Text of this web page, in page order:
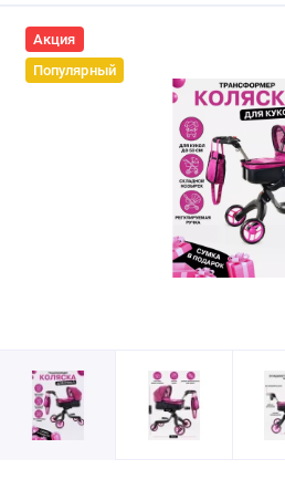
Акция
Популярный